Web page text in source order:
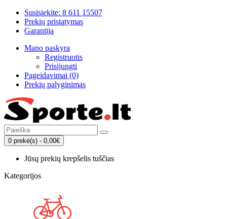
Susisiekite: 8 611 15507
Prekių pristatymas
Garantija
Mano paskyra
Registruotis
Prisijungti
Pageidavimai (0)
Prekių palyginimas
0 prekė(s) - 0,00€
Jūsų prekių krepšelis tuščias
Kategorijos